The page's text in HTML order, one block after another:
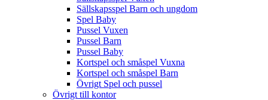
Sällskapsspel Barn och ungdom
Spel Baby
Pussel Vuxen
Pussel Barn
Pussel Baby
Kortspel och småspel Vuxna
Kortspel och småspel Barn
Övrigt Spel och pussel
Övrigt till kontor